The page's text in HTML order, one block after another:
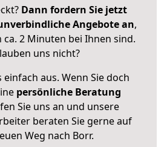
Dann fordern Sie jetzt
Angebote an,
2 Minuten bei Ihnen sind.
uns nicht?
einfach aus. Wenn Sie doch
persönliche Beratung
Sie uns an und unsere
beraten Sie gerne auf
Weg nach Borr.